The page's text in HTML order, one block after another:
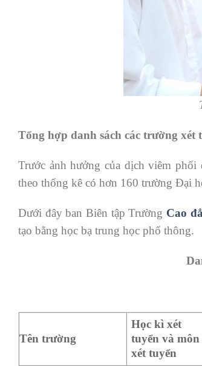
Tổng hợp danh sách các trường xét
Trước ảnh hưởng của dịch viêm
theo thống kê có hơn 160 trường Đại
Dưới đây ban Biên tập Trường Cao
tạo bằng học bạ trung học phổ thông.
Tên trường
Học kì xét
tuyển và môn
xét tuyển